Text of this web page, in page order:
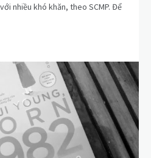
nhiều khó khăn, theo SCMP. Để